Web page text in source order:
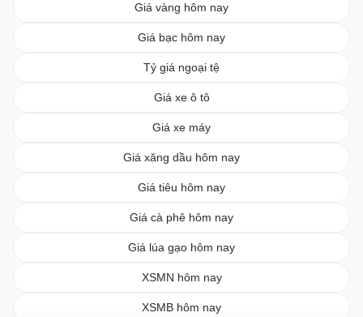
Giá vàng hôm nay
Giá bạc hôm nay
Tỷ giá ngoại tệ
Giá xe ô tô
Giá xe máy
Giá xăng dầu hôm nay
Giá tiêu hôm nay
Giá cà phê hôm nay
Giá lúa gạo hôm nay
XSMN hôm nay
XSMB hôm nay